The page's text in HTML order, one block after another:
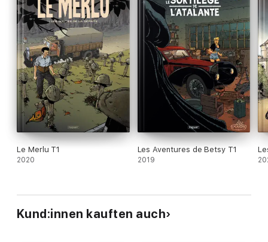
Le Merlu T1
2020
Les Aventures de Betsy T1
2019
Kund:innen kauften auch